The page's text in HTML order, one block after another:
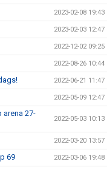
2023-02-08 19:43
2023-02-03 12:47
2022-12-02 09:25
2022-08-26 10:44
2022-06-21 11:47
2022-05-09 12:47
arena 27-
2022-05-03 10:13
2022-03-20 13:57
69 2022-03-06 19:48